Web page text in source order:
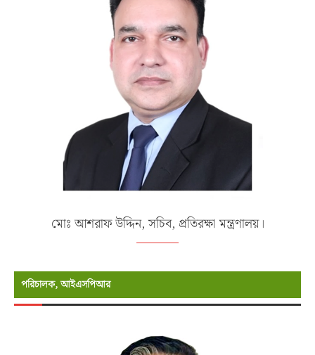
মোঃ আশরাফ উদ্দিন, সচিব, প্রতিরক্ষা মন্ত্রণালয়।
পরিচালক, আইএসপিআর